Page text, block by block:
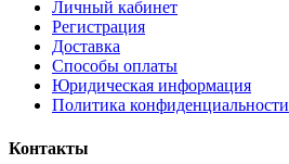
Личный кабинет
Регистрация
Доставка
Способы оплаты
Юридическая информация
Политика конфиденциальности
Контакты